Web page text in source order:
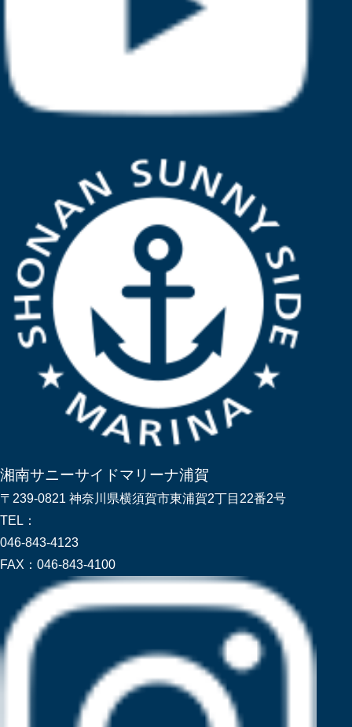
湘南サニーサイドマリーナ浦賀
〒239-0821 神奈川県横須賀市東浦賀2丁目22番2号
TEL：
046-843-4123
FAX： 046-843-4100